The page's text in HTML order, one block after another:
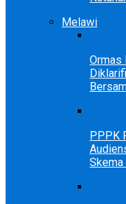
Melawi
Ormas
PPPK
Skema